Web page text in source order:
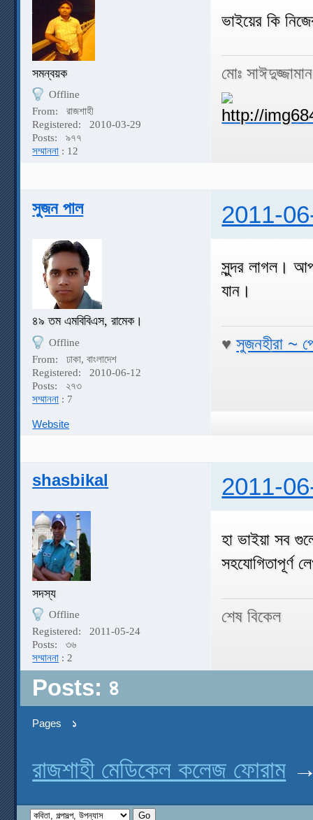
সমন্বয়ক
Offline
From:
রাজশাহী
Registered:
2010-03-29
Posts:
৯৭৭
সম্মাননা : 12
ভাইয়ের কি
মোঃ
সুজন পাল 2011-
৪৯ তম এমবিবিএস, রামেক।
Offline
From:
ঢাকা, বাংলাদেশ
Registered:
2010-06-12
Posts:
২৭৩
সম্মাননা : 7
সুন্দর লাগল।
যান।
♥সুজনহীরা ~
Website
shasbikal 2011-
সদস্য
Offline
Registered:
2011-05-24
Posts:
৩৬
সম্মাননা : 2
হা ভাইয়া সব
সহযোগিতাপূর্ণ
শেষ বিকেল
Posts: ৪
Pages ১
রাজশাহী মেডিকেল কলেজ ফোরাম